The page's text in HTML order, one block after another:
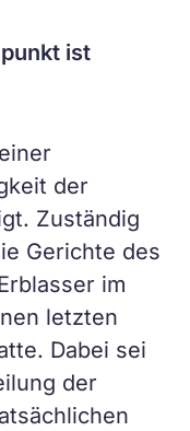
ist
der
Zuständig
Gerichte des
im
letzten
Dabei sei
der